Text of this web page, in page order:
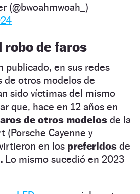
(@bwoahmwoah_)
robo de faros
publicado, en sus redes
de otros modelos de
sido víctimas del mismo
que, hace en 12 años en
de otros modelos de la
(Porsche Cayenne y
en los preferidos de
Lo mismo sucedió en 2023